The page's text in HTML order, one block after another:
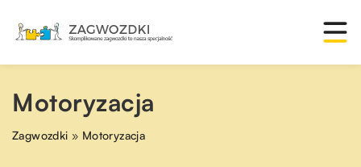
Motoryzacja
Zagwozdki » Motoryzacja